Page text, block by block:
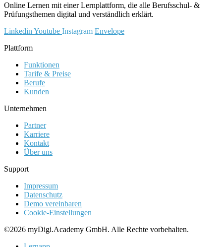
Online Lernen mit einer Lernplattform, die alle Berufsschul- &
Prüfungsthemen digital und verständlich erklärt.
Linkedin Youtube Instagram Envelope
Plattform
Funktionen
Tarife & Preise
Berufe
Kunden
Unternehmen
Partner
Karriere
Kontakt
Über uns
Support
Impressum
Datenschutz
Demo vereinbaren
Cookie-Einstellungen
©2026 myDigi.Academy GmbH. Alle Rechte vorbehalten.